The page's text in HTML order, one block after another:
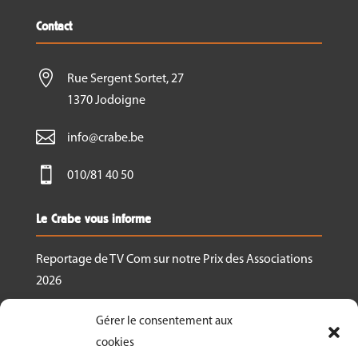
Gérer le consentement aux
cookies
Contact

Rue Sergent Sortet, 27
1370 Jodoigne
 info@crabe.be
 010/81 40 50
Le Crabe vous informe
Reportage de TV Com sur notre Prix des Associations
2026